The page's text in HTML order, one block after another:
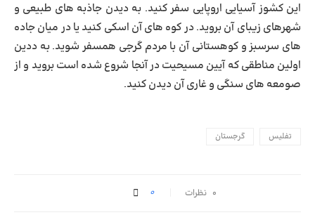
این کشوز آسیایی اروپایی سفر کنید. به دیدن جاذبه های طبیعی و
شهرهای زیبای آن بروید. در کوه های آن اسکی کنید یا در میان جاده
های سرسبز و کوهستانی آن با مردم گرجی همسفر شوید. به ددین
اولین مناطقی که آیین مسیحیت در آنجا شروع شده است بروید و از
صومعه های سنگی و غاری آن دیدن کنید.
تفلیس گرجستان
۰ نظرات 0